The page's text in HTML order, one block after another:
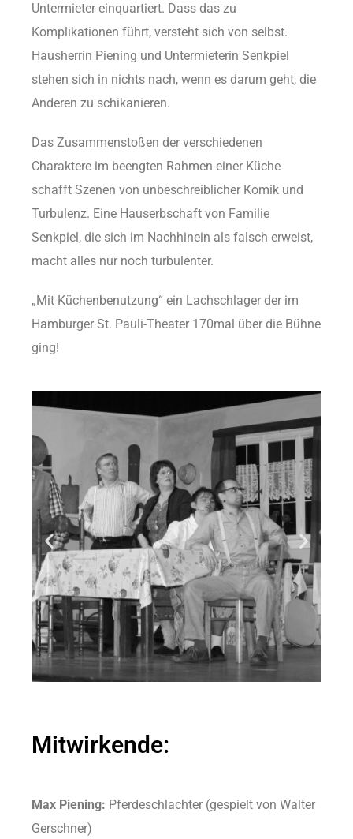
Untermieter einquartiert. Dass das zu
Komplikationen führt, versteht sich von selbst.
Hausherrin Piening und Untermieterin Senkpiel
stehen sich in nichts nach, wenn es darum geht, die
Anderen zu schikanieren.
Das Zusammenstoßen der verschiedenen
Charaktere im beengten Rahmen einer Küche
schafft Szenen von unbeschreiblicher Komik und
Turbulenz. Eine Hauserbschaft von Familie
Senkpiel, die sich im Nachhinein als falsch erweist,
macht alles nur noch turbulenter.
„Mit Küchenbenutzung“ ein Lachschlager der im
Hamburger St. Pauli-Theater 170mal über die Bühne
ging!
Mitwirkende:
Max Piening: Pferdeschlachter (gespielt von Walter
Gerschner)